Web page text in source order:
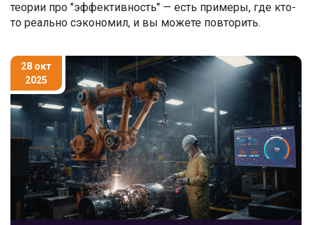
теории про "эффективность" — есть примеры, где кто-
то реально сэкономил, и вы можете повторить.
28 окт
2025